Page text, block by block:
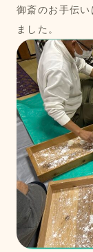
御斎のお手伝
ました。